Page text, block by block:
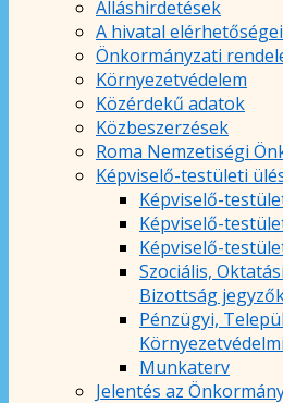
Álláshirdetések
A hivatal elérhetőségei
Önkormányzati
Környezetvédelem
Közérdekű adatok
Közbeszerzések
Roma Nemzetiségi
Képviselő-testületi
Képviselő-
Képviselő-
Képviselő-
Szociális,
Bizottság
Pénzügyi,
Munkaterv
Jelentés az